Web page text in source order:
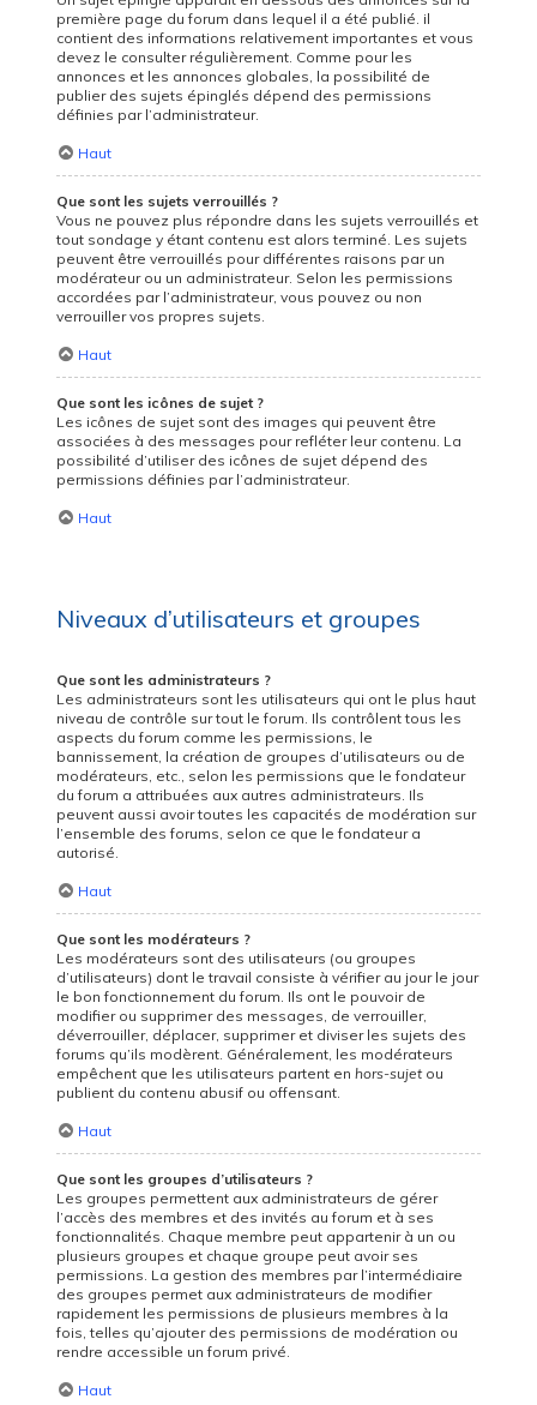
première page du forum dans lequel il a été publié. il
contient des informations relativement importantes et vous
devez le consulter régulièrement. Comme pour les
annonces et les annonces globales, la possibilité de
publier des sujets épinglés dépend des permissions
définies par l’administrateur.
Haut
Que sont les sujets verrouillés ?
Vous ne pouvez plus répondre dans les sujets verrouillés et
tout sondage y étant contenu est alors terminé. Les sujets
peuvent être verrouillés pour différentes raisons par un
modérateur ou un administrateur. Selon les permissions
accordées par l’administrateur, vous pouvez ou non
verrouiller vos propres sujets.
Haut
Que sont les icônes de sujet ?
Les icônes de sujet sont des images qui peuvent être
associées à des messages pour refléter leur contenu. La
possibilité d’utiliser des icônes de sujet dépend des
permissions définies par l’administrateur.
Haut
Niveaux d’utilisateurs et groupes
Que sont les administrateurs ?
Les administrateurs sont les utilisateurs qui ont le plus haut
niveau de contrôle sur tout le forum. Ils contrôlent tous les
aspects du forum comme les permissions, le
bannissement, la création de groupes d’utilisateurs ou de
modérateurs, etc., selon les permissions que le fondateur
du forum a attribuées aux autres administrateurs. Ils
peuvent aussi avoir toutes les capacités de modération sur
l’ensemble des forums, selon ce que le fondateur a
autorisé.
Haut
Que sont les modérateurs ?
Les modérateurs sont des utilisateurs (ou groupes
d’utilisateurs) dont le travail consiste à vérifier au jour le jour
le bon fonctionnement du forum. Ils ont le pouvoir de
modifier ou supprimer des messages, de verrouiller,
déverrouiller, déplacer, supprimer et diviser les sujets des
forums qu’ils modèrent. Généralement, les modérateurs
empêchent que les utilisateurs partent enhors-sujetou
publient du contenu abusif ou offensant.
Haut
Que sont les groupes d’utilisateurs ?
Les groupes permettent aux administrateurs de gérer
l’accès des membres et des invités au forum et à ses
fonctionnalités. Chaque membre peut appartenir à un ou
plusieurs groupes et chaque groupe peut avoir ses
permissions. La gestion des membres par l’intermédiaire
des groupes permet aux administrateurs de modifier
rapidement les permissions de plusieurs membres à la
fois, telles qu’ajouter des permissions de modération ou
rendre accessible un forum privé.
Haut